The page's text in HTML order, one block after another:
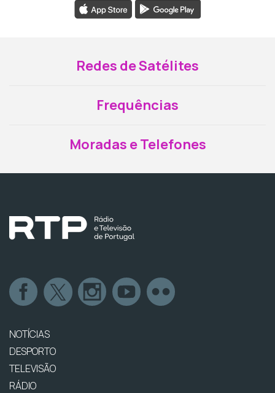
Redes de Satélites
Frequências
Moradas e Telefones
NOTÍCIAS
DESPORTO
TELEVISÃO
RÁDIO